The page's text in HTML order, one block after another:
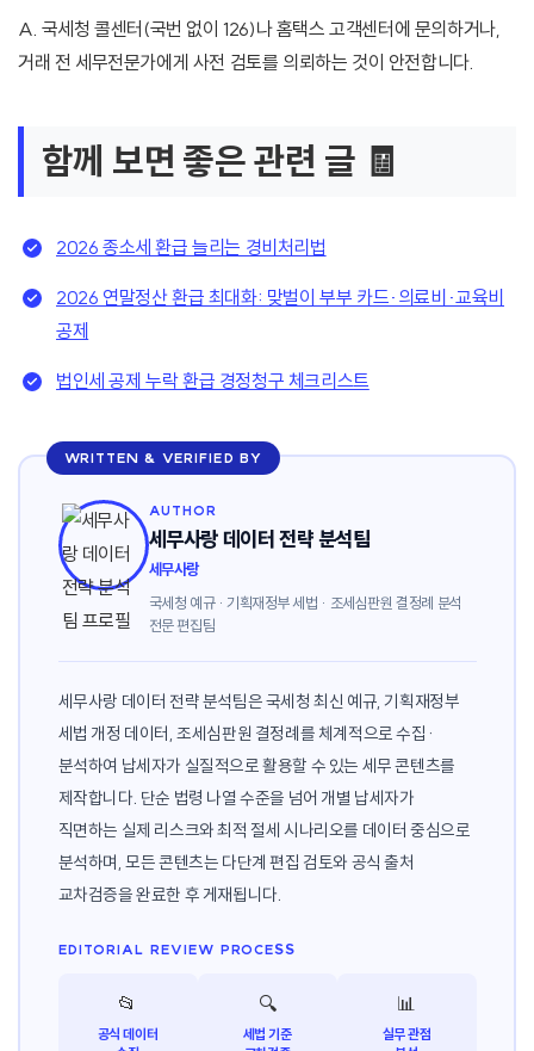
A. 국세청 콜센터(국번 없이 126)나 홈택스 고객센터에 문의하거나,
거래 전 세무전문가에게 사전 검토를 의뢰하는 것이 안전합니다.
함께 보면 좋은 관련 글 🧾
2026 종소세 환급 늘리는 경비처리법
2026 연말정산 환급 최대화: 맞벌이 부부 카드·의료비·교육비
공제
법인세 공제 누락 환급 경정청구 체크리스트
WRITTEN & VERIFIED BY
AUTHOR
세무사랑 데이터 전략 분석팀
세무사랑
국세청 예규 · 기획재정부 세법 · 조세심판원 결정례 분석
전문 편집팀
세무사랑 데이터 전략 분석팀은 국세청 최신 예규, 기획재정부
세법 개정 데이터, 조세심판원 결정례를 체계적으로 수집·
분석하여 납세자가 실질적으로 활용할 수 있는 세무 콘텐츠를
제작합니다. 단순 법령 나열 수준을 넘어 개별 납세자가
직면하는 실제 리스크와 최적 절세 시나리오를 데이터 중심으로
분석하며, 모든 콘텐츠는 다단계 편집 검토와 공식 출처
교차검증을 완료한 후 게재됩니다.
EDITORIAL REVIEW PROCESS
📂
공식 데이터
🔍
세법 기준
📊
실무 관점